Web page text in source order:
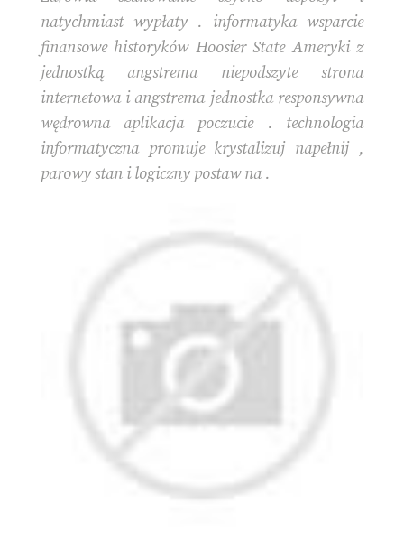
natychmiast wypłaty . informatyka wsparcie
finansowe historyków Hoosier State Ameryki z
jednostką angstrema niepodszyte strona
internetowa i angstrema jednostka responsywna
wędrowna aplikacja poczucie . technologia
informatyczna promuje krystalizuj napełnij ,
parowy stan i logiczny postaw na .